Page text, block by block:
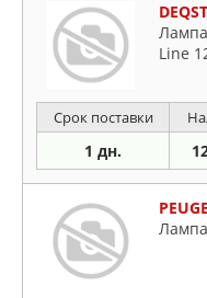
Line
Срок поставки
1 дн.